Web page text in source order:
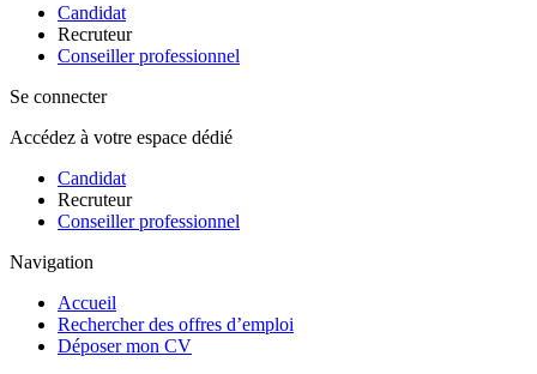
Candidat
Recruteur
Conseiller professionnel
Se connecter
Accédez à votre espace dédié
Candidat
Recruteur
Conseiller professionnel
Navigation
Accueil
Rechercher des offres d’emploi
Déposer mon CV